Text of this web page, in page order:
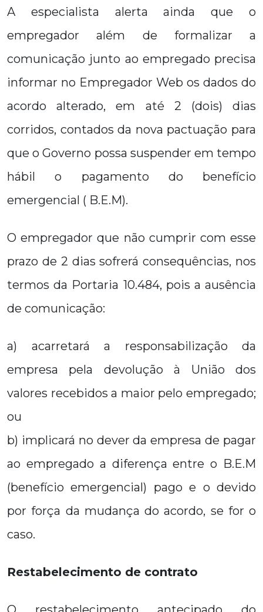
A especialista alerta ainda que o
empregador além de formalizar a
comunicação junto ao empregado precisa
informar no Empregador Web os dados do
acordo alterado, em até 2 (dois) dias
corridos, contados da nova pactuação para
que o Governo possa suspender em tempo
hábil o pagamento do benefício
emergencial ( B.E.M).
O empregador que não cumprir com esse
prazo de 2 dias sofrerá consequências, nos
termos da Portaria 10.484, pois a ausência
de comunicação:
a) acarretará a responsabilização da
empresa pela devolução à União dos
valores recebidos a maior pelo empregado;
ou
b) implicará no dever da empresa de pagar
ao empregado a diferença entre o B.E.M
(benefício emergencial) pago e o devido
por força da mudança do acordo, se for o
caso.
Restabelecimento de contrato